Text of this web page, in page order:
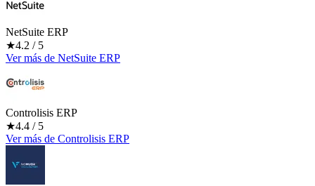
NetSuite ERP
★4.2 / 5
Ver más de NetSuite ERP
Controlisis ERP
★4.4 / 5
Ver más de Controlisis ERP